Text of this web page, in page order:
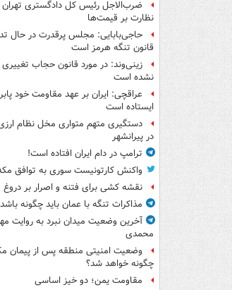
ضرب‌الاجل رئیس کل دادگستری تهران
نظارت بر قیمت‌ها
حاجی‌بابایی: مجلس پرقدرت در حال
قانون تنگه هرمز است
زینی‌وند: در مورد قانون حجاب تغییری
نشده است
عراقچی: ایران بر عهد مقاومت خود
ایستاده است
دستگیری متهم متواری مخل نظام
در پیرانشهر
ترامپ در دام ایران افتاده است!
واکنش کارتونیست سوری به توافق
نقشه کشی برای فتنه و اصرار بر دروغ
مذاکرات تنگه با عمان باید چگونه
آخرین وضعیت میدان نبرد به روایت
محمدی
وضعیت امنیتی منطقه پس از پیمان
چگونه خواهد شد؟
مقاومت یمن؛ دو خیز اساسی